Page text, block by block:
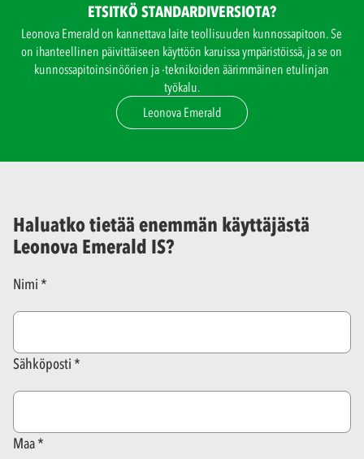
ETSITKÖ STANDARDIVERSIOTA?
Leonova Emerald on kannettava laite teollisuuden kunnossapitoon. Se
on ihanteellinen päivittäiseen käyttöön karuissa ympäristöissä, ja se on
kunnossapitoinsinöörien ja -teknikoiden äärimmäinen etulinjan
työkalu.
Leonova Emerald
Haluatko tietää enemmän käyttäjästä
Leonova Emerald IS?
Nimi
Sähköposti
Maa